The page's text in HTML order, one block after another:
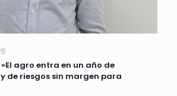
agro entra en un año de
de riesgos sin margen para